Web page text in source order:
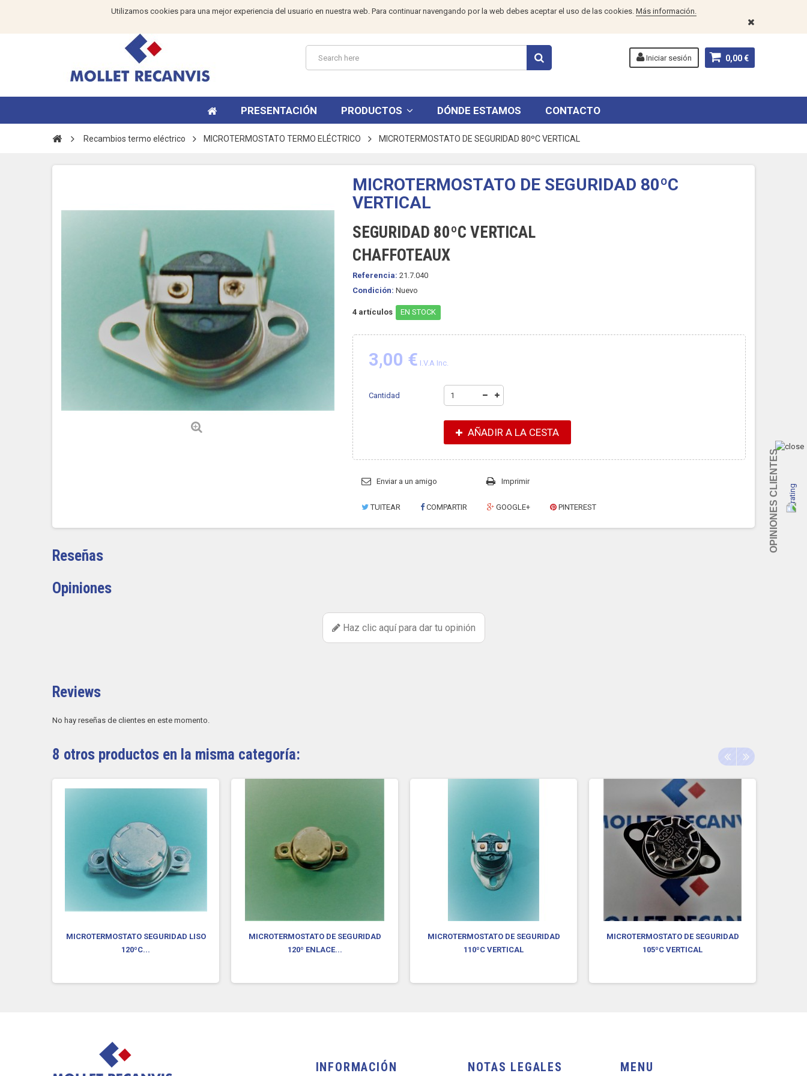
Utilizamos cookies para una mejor experiencia del usuario en nuestra web. Para continuar navengando por la web debes aceptar el uso de las cookies. Más información.
0,00 €
Iniciar sesión
PRESENTACIÓN PRODUCTOS DÓNDE ESTAMOS CONTACTO
Recambios termo eléctrico MICROTERMOSTATO TERMO ELÉCTRICO MICROTERMOSTATO DE SEGURIDAD 80ºC VERTICAL
MICROTERMOSTATO DE SEGURIDAD 80ºC
VERTICAL
SEGURIDAD 80ºC VERTICAL
CHAFFOTEAUX
Referencia: 21.7.040
Condición: Nuevo
4 artículos EN STOCK
3,00 € I.V.A Inc.
Cantidad
AÑADIR A LA CESTA
Enviar a un amigo Imprimir
TUITEAR COMPARTIR GOOGLE+ PINTEREST
Reseñas
Opiniones
Haz clic aquí para dar tu opinión
Reviews
No hay reseñas de clientes en este momento.
8 otros productos en la misma categoría:
MICROTERMOSTATO SEGURIDAD LISO
120ºC...
MICROTERMOSTATO DE SEGURIDAD
120º ENLACE...
MICROTERMOSTATO DE SEGURIDAD
110ºC VERTICAL
MICROTERMOSTATO DE SEGURIDAD
105ºC VERTICAL
INFORMACIÓN NOTAS LEGALES MENU
OPINIONES CLIENTES